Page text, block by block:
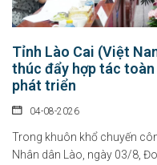
Tỉnh Lào Cai (Việt
thúc đẩy hợp tác toàn
phát triển
04-08-2026
Trong khuôn khổ chuyến
Nhân dân Lào, ngày 03/8,